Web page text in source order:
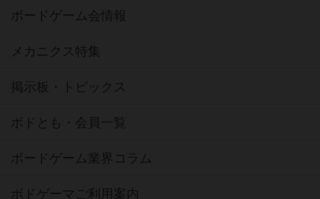
ボードゲーム会情報
メカニクス特集
掲示板・トピックス
ボドとも・会員一覧
ボードゲーム業界コラム
ボドゲーマご利用案内